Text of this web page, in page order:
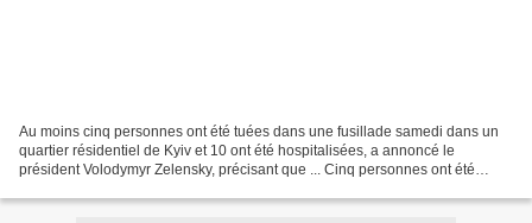
Au moins cinq personnes ont été tuées dans une fusillade samedi dans un
quartier résidentiel de Kyiv et 10 ont été hospitalisées, a annoncé le
président Volodymyr Zelensky, précisant que ... Cinq personnes ont été